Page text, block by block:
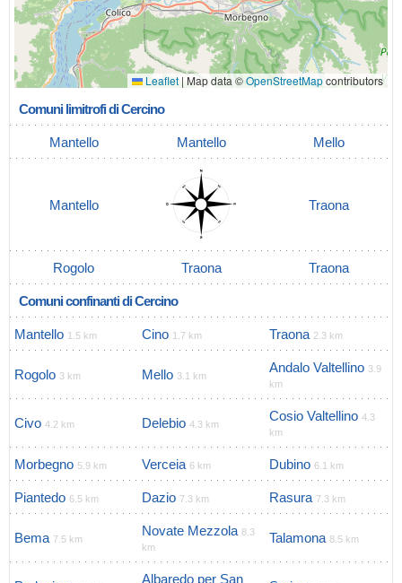
Leaflet | Map data ©OpenStreetMapcontributors
Comuni limitrofi di Cercino
Mantello Mantello Mello
Mantello Traona
Rogolo Traona Traona
Comuni confinanti di Cercino
Mantello 1.5 km Cino 1.7 km Traona 2.3 km
Rogolo 3 km Mello 3.1 km
Andalo Valtellino 3.9
km
Civo 4.2 km Delebio 4.3 km
Cosio Valtellino 4.3
km
Morbegno 5.9 km Verceia 6 km Dubino 6.1 km
Piantedo 6.5 km Dazio 7.3 km Rasura 7.3 km
Bema 7.5 km
Novate Mezzola 8.3
km
Talamona 8.5 km
Albaredo per San